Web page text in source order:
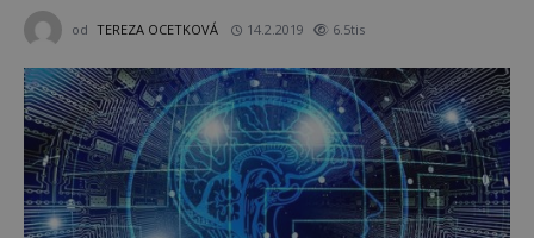
od TEREZA OCETKOVÁ 14.2.2019 6.5tis